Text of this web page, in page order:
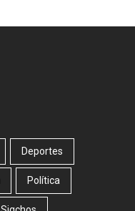
Deportes
Política